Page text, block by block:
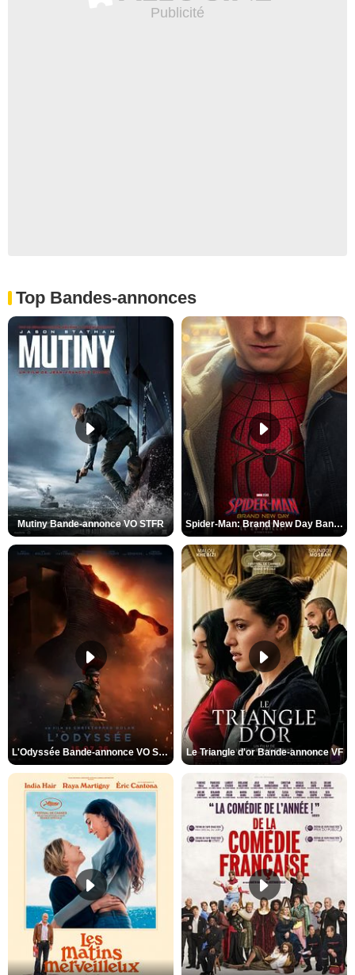
Top Bandes-annonces
Mutiny Bande-annonce VO STFR Spider-Man: Brand New Day Bande-annonce VO STFR
L'Odyssée Bande-annonce VO STFR Le Triangle d'or Bande-annonce VF